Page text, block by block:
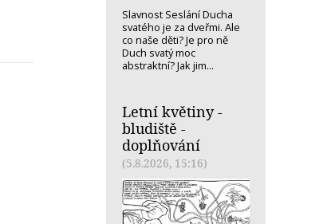
Slavnost Seslání Ducha
svatého je za dveřmi. Ale
co naše děti? Je pro ně
Duch svatý moc
abstraktní? Jak jim...
Letní květiny -
bludiště -
doplňování
(5.8.2026, 15:16)